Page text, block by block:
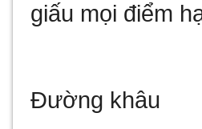
giấu mọi điểm
Đường khâu